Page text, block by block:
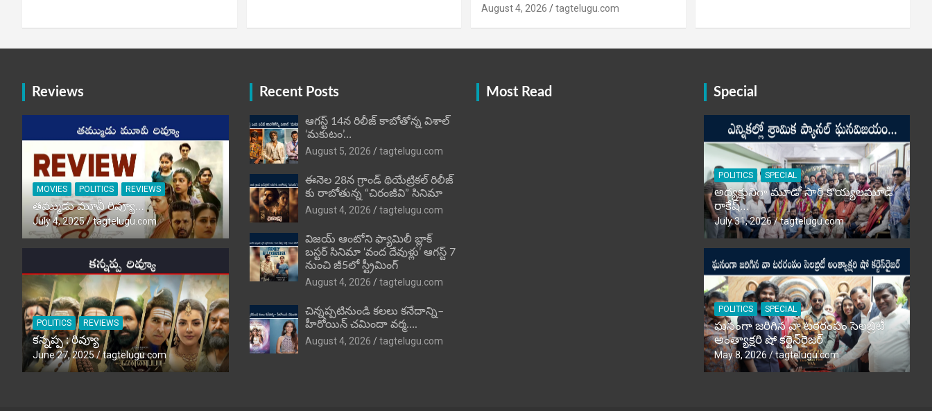
August 4, 2026 tagtelugu.com
Reviews
MOVIES POLITICS REVIEWS
తమ్ముడు మూవీ రివ్యూ…
July 4, 2025 tagtelugu.com
POLITICS REVIEWS
కన్నప్ప : రివ్యూ
June 27, 2025 tagtelugu.com
Recent Posts
ఆగస్ట్ 14న రిలీజ్ కాబోతోన్న విశాల్
‘మకుటం’…
August 5, 2026
tagtelugu.com
ఈనెల 28న గ్రాండ్ థియేట్రికల్ రిలీజ్
కు రాబోతున్న “చిరంజీవి” సినిమా
August 4, 2026
tagtelugu.com
విజ‌య్ ఆంటోని ఫ్యామిలీ బ్లాక్
బ‌స్ట‌ర్‌ సినిమా ‘వంద దేవుళ్లు’ ఆగస్ట్ 7
నుంచి జీ5లో స్ట్రీమింగ్
August 4, 2026
tagtelugu.com
చిన్నప్పటినుండి కలలు కనేదాన్ని–
హీరోయిన్‌ చమిందా వర్మ….
August 4, 2026
tagtelugu.com
Most Read Special
POLITICS SPECIAL
అధ్యక్షునిగా మూడో సారి కొయ్యలమూడి
రాకేష్‌…
July 31, 2026 tagtelugu.com
POLITICS SPECIAL
ఘనంగా జరిగిన వా టరరంపం సెలబ్రిటీ
అంత్యాక్షరి షో కర్టెన్‌రైజర్‌
May 8, 2026 tagtelugu.com